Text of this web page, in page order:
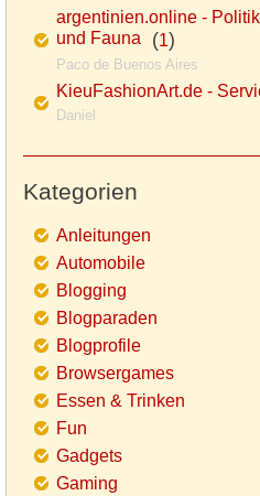
argentinien.online -
und Fauna (1)
Paco de Buenos Aires
KieuFashionArt.de -
Daniel
Kategorien
Anleitungen
Automobile
Blogging
Blogparaden
Blogprofile
Browsergames
Essen & Trinken
Fun
Gadgets
Gaming